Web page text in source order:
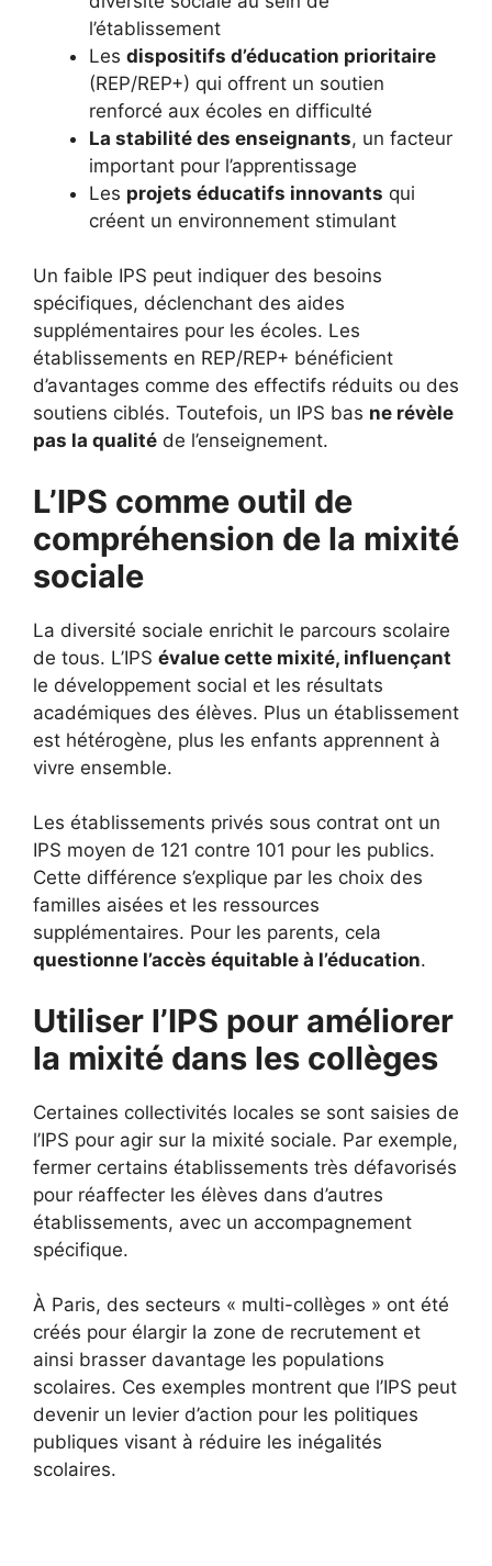
l’établissement
Les dispositifs d’éducation prioritaire
(REP/REP+) qui offrent un soutien
renforcé aux écoles en difficulté
La stabilité des enseignants, un facteur
important pour l’apprentissage
Les projets éducatifs innovants qui
créent un environnement stimulant
Un faible IPS peut indiquer des besoins
spécifiques, déclenchant des aides
supplémentaires pour les écoles. Les
établissements en REP/REP+ bénéficient
d’avantages comme des effectifs réduits ou des
soutiens ciblés. Toutefois, un IPS bas ne révèle
pas la qualité de l’enseignement.
L’IPS comme outil de
compréhension de la mixité
sociale
La diversité sociale enrichit le parcours scolaire
de tous. L’IPS évalue cette mixité, influençant
le développement social et les résultats
académiques des élèves. Plus un établissement
est hétérogène, plus les enfants apprennent à
vivre ensemble.
Les établissements privés sous contrat ont un
IPS moyen de 121 contre 101 pour les publics.
Cette différence s’explique par les choix des
familles aisées et les ressources
supplémentaires. Pour les parents, cela
questionne l’accès équitable à l’éducation.
Utiliser l’IPS pour améliorer
la mixité dans les collèges
Certaines collectivités locales se sont saisies de
l’IPS pour agir sur la mixité sociale. Par exemple,
fermer certains établissements très défavorisés
pour réaffecter les élèves dans d’autres
établissements, avec un accompagnement
spécifique.
À Paris, des secteurs « multi-collèges » ont été
créés pour élargir la zone de recrutement et
ainsi brasser davantage les populations
scolaires. Ces exemples montrent que l’IPS peut
devenir un levier d’action pour les politiques
publiques visant à réduire les inégalités
scolaires.